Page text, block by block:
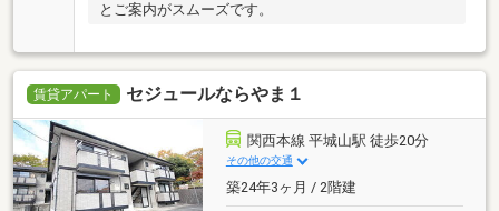
とご案内がスムーズです。
賃貸アパート セジュールならやま１
関西本線 平城山駅 徒歩20分
その他の交通
築24年3ヶ月 / 2階建